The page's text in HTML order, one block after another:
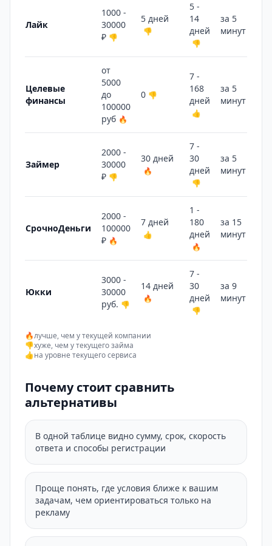
Лайк
1000 -
30000
₽ 👎
5 дней
👎
5 -
14
дней
👎
за 5
минут
Целевые
финансы
от
5000
до
100000
руб 🔥
0 👎
7 -
168
дней
👍
за 5
минут
Займер
2000 -
30000
₽ 👎
30 дней
🔥
7 -
30
дней
👎
за 5
минут
СрочноДеньги
2000 -
100000
₽ 🔥
7 дней
👍
1 -
180
дней
🔥
за 15
минут
Юкки
3000 -
30000
руб. 👎
14 дней
🔥
7 -
30
дней
👎
за 9
минут
🔥лучше, чем у текущей компании
👎хуже, чем у текущего займа
👍на уровне текущего сервиса
Почему стоит сравнить
альтернативы
В одной таблице видно сумму, срок, скорость
ответа и способы регистрации
Проще понять, где условия ближе к вашим
задачам, чем ориентироваться только на
рекламу